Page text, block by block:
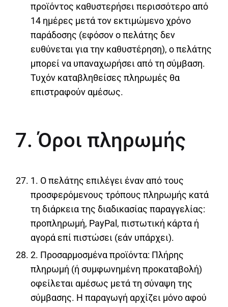
προϊόντος καθυστερήσει περισσότερο από
14 ημέρες μετά τον εκτιμώμενο χρόνο
παράδοσης (εφόσον ο πελάτης δεν
ευθύνεται για την καθυστέρηση), ο πελάτης
μπορεί να υπαναχωρήσει από τη σύμβαση.
Τυχόν καταβληθείσες πληρωμές θα
επιστραφούν αμέσως.
7. Όροι πληρωμής
1. Ο πελάτης επιλέγει έναν από τους
προσφερόμενους τρόπους πληρωμής κατά
τη διάρκεια της διαδικασίας παραγγελίας:
προπληρωμή, PayPal, πιστωτική κάρτα ή
αγορά επί πιστώσει (εάν υπάρχει).
2. Προσαρμοσμένα προϊόντα: Πλήρης
πληρωμή (ή συμφωνημένη προκαταβολή)
οφείλεται αμέσως μετά τη σύναψη της
σύμβασης. Η παραγωγή αρχίζει μόνο αφού